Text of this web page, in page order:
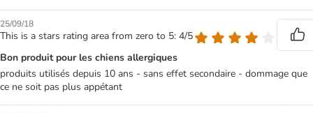
25/09/18
This is a stars rating area from zero to 5: 4/5
Bon produit pour les chiens allergiques
produits utilisés depuis 10 ans - sans effet secondaire - dommage que
ce ne soit pas plus appétant